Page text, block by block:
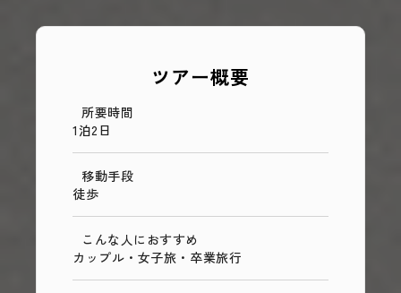
ツアー概要
所要時間
1泊2日
移動手段
徒歩
こんな人におすすめ
カップル・女子旅・卒業旅行